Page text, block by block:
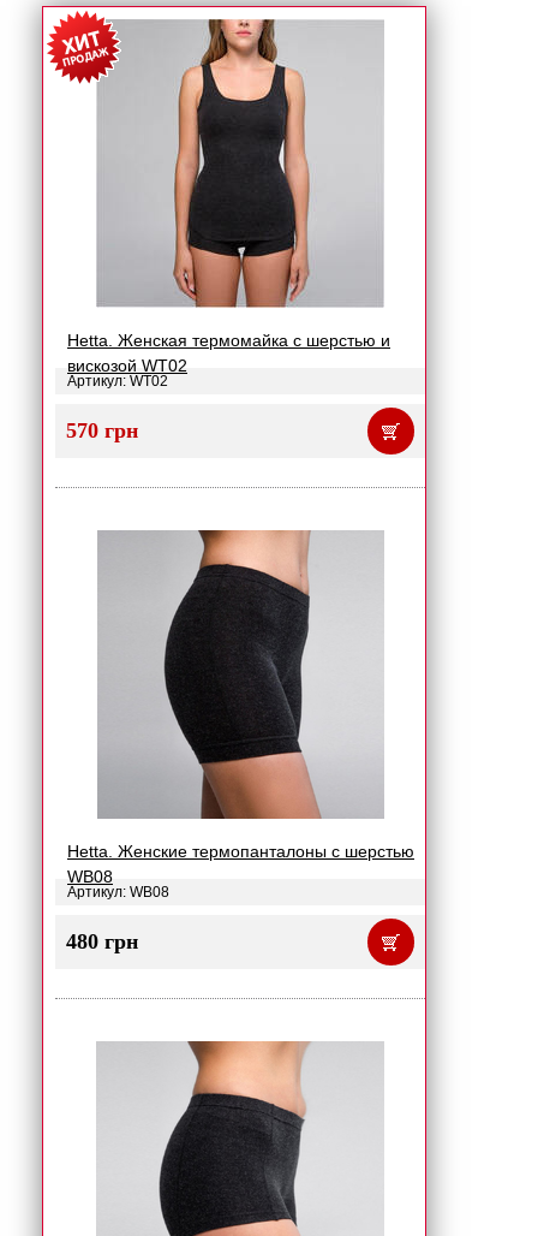
Hetta. Женская термомайка с шерстью и
вискозой WT02
Артикул: WT02
570 грн
Hetta. Женские термопанталоны с шерстью
WB08
Артикул: WB08
480 грн